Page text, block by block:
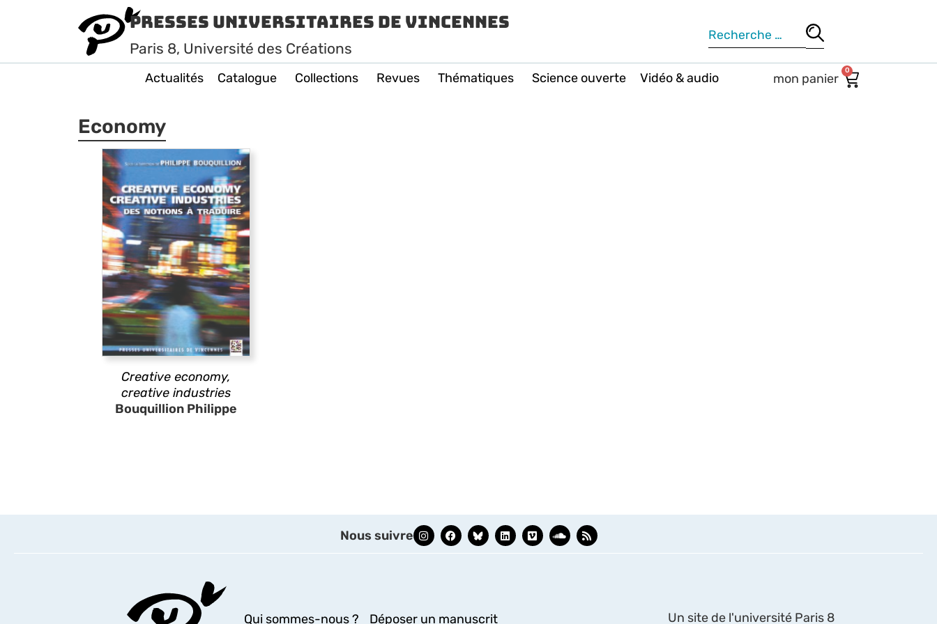
Presses Universitaires de Vincennes
Paris 8, Université des Créations
Actualités Catalogue Collections Revues Thématiques Science ouverte Vidéo & audio 0
Economy
Creative economy,
creative industries
Bouquillion Philippe
Nous suivre
Qui sommes-nous ? Déposer un manuscrit Un site de l'université Paris 8